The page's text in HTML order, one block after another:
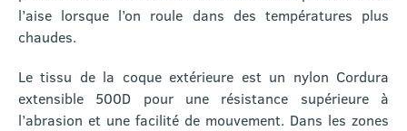
l’aise lorsque l’on roule dans des températures plus
chaudes.
Le tissu de la coque extérieure est un nylon Cordura
extensible 500D pour une résistance supérieure à
l’abrasion et une facilité de mouvement. Dans les zones